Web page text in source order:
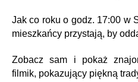
Jak co roku o godz. 17:00 w
mieszkańcy przystają, by
Zobacz sam i pokaż
filmik, pokazujący piękną